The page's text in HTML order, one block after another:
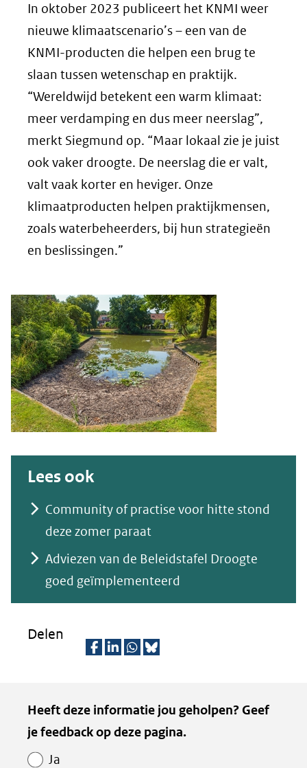
In oktober 2023 publiceert het KNMI weer
nieuwe klimaatscenario’s – een van de
KNMI-producten die helpen een brug te
slaan tussen wetenschap en praktijk.
“Wereldwijd betekent een warm klimaat:
meer verdamping en dus meer neerslag”,
merkt Siegmund op. “Maar lokaal zie je juist
ook vaker droogte. De neerslag die er valt,
valt vaak korter en heviger. Onze
klimaatproducten helpen praktijkmensen,
zoals waterbeheerders, bij hun strategieën
en beslissingen.”
Lees ook
Community of practise voor hitte stond
deze zomer paraat
Adviezen van de Beleidstafel Droogte
goed geïmplementeerd
Delen
l
e
l
e
l
e
z
e
Kopie
van
Paginawaardering
Heeft deze informatie jou geholpen? Geef
je feedback op deze pagina.
Ja